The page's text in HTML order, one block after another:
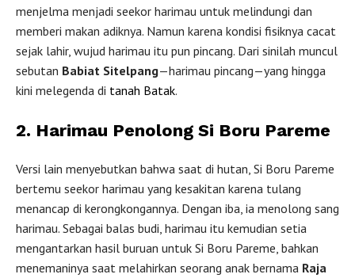
menjelma menjadi seekor harimau untuk melindungi dan
memberi makan adiknya. Namun karena kondisi fisiknya cacat
sejak lahir, wujud harimau itu pun pincang. Dari sinilah muncul
sebutan Babiat Sitelpang—harimau pincang—yang hingga
kini melegenda di tanah Batak.
2. Harimau Penolong Si Boru Pareme
Versi lain menyebutkan bahwa saat di hutan, Si Boru Pareme
bertemu seekor harimau yang kesakitan karena tulang
menancap di kerongkongannya. Dengan iba, ia menolong sang
harimau. Sebagai balas budi, harimau itu kemudian setia
mengantarkan hasil buruan untuk Si Boru Pareme, bahkan
menemaninya saat melahirkan seorang anak bernama Raja